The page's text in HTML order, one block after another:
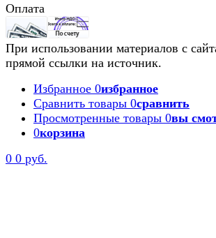
Оплата
При использовании материалов с
прямой ссылки на источник.
Избранное 0избранное
Сравнить товары 0сравнить
Просмотренные товары 0вы
0корзина
0 0 руб.